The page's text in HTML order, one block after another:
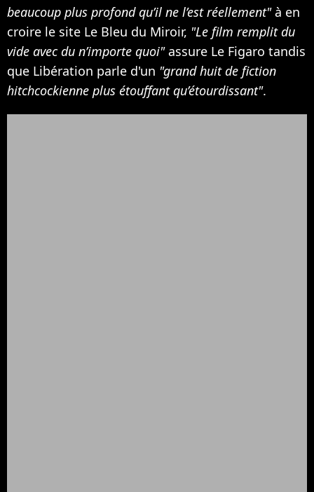
beaucoup plus profond qu’il ne l’est réellement"à en
croire le site Le Bleu du Miroir, "Le film remplit du
vide avec du n’importe quoi"assure Le Figaro tandis
que Libération parle d'un "grand huit de fiction
hitchcockienne plus étouffant qu’étourdissant".